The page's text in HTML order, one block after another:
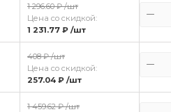
1 296.60 ₽ /шт
Цена со скидкой:
1 231.77 ₽ /шт
408 ₽ /шт
Цена со скидкой:
257.04 ₽ /шт
1 459.62 ₽ /шт